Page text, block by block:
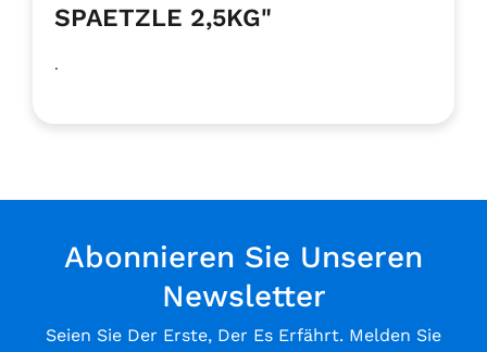
SPAETZLE 2,5KG"
.
Abonnieren Sie Unseren
Newsletter
Seien Sie Der Erste, Der Es Erfährt. Melden Sie